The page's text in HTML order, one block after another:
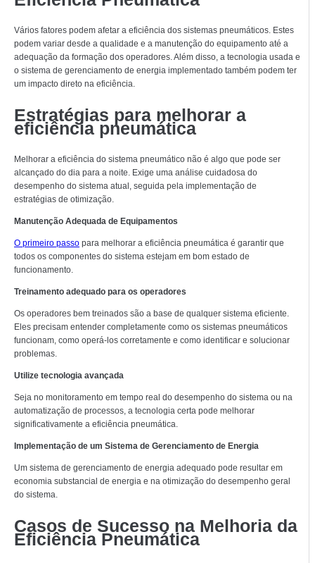
Vários fatores podem afetar a eficiência dos sistemas pneumáticos. Estes
podem variar desde a qualidade e a manutenção do equipamento até a
adequação da formação dos operadores. Além disso, a tecnologia usada e
o sistema de gerenciamento de energia implementado também podem ter
um impacto direto na eficiência.
Estratégias para melhorar a
eficiência pneumática
Melhorar a eficiência do sistema pneumático não é algo que pode ser
alcançado do dia para a noite. Exige uma análise cuidadosa do
desempenho do sistema atual, seguida pela implementação de
estratégias de otimização.
Manutenção Adequada de Equipamentos
O primeiro passo para melhorar a eficiência pneumática é garantir que
todos os componentes do sistema estejam em bom estado de
funcionamento.
Treinamento adequado para os operadores
Os operadores bem treinados são a base de qualquer sistema eficiente.
Eles precisam entender completamente como os sistemas pneumáticos
funcionam, como operá-los corretamente e como identificar e solucionar
problemas.
Utilize tecnologia avançada
Seja no monitoramento em tempo real do desempenho do sistema ou na
automatização de processos, a tecnologia certa pode melhorar
significativamente a eficiência pneumática.
Implementação de um Sistema de Gerenciamento de Energia
Um sistema de gerenciamento de energia adequado pode resultar em
economia substancial de energia e na otimização do desempenho geral
do sistema.
Casos de Sucesso na Melhoria da
Eficiência Pneumática